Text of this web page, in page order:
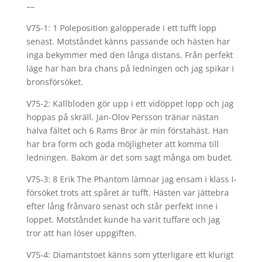
––
V75-1: 1 Poleposition galopperade i ett tufft lopp
senast. Motståndet känns passande och hästen har
inga bekymmer med den långa distans. Från perfekt
läge har han bra chans på ledningen och jag spikar i
bronsförsöket.
V75-2: Kallbloden gör upp i ett vidöppet lopp och jag
hoppas på skräll. Jan-Olov Persson tränar nästan
halva fältet och 6 Rams Bror är min förstahäst. Han
har bra form och goda möjligheter att komma till
ledningen. Bakom är det som sagt många om budet.
V75-3: 8 Erik The Phantom lämnar jag ensam i klass I-
försöket trots att spåret är tufft. Hästen var jättebra
efter lång frånvaro senast och står perfekt inne i
loppet. Motståndet kunde ha varit tuffare och jag
tror att han löser uppgiften.
V75-4: Diamantstoet känns som ytterligare ett klurigt